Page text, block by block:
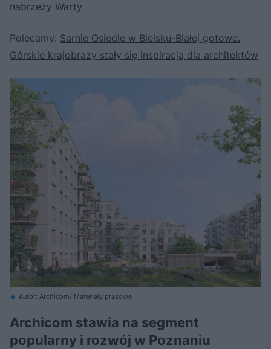
nabrzeży Warty.
Polecamy: Sarnie Osiedle w Bielsku-Białej gotowe.
Górskie krajobrazy stały się inspiracją dla architektów
Autor: Archicom/ Materiały prasowe
Archicom stawia na segment
popularny i rozwój w Poznaniu